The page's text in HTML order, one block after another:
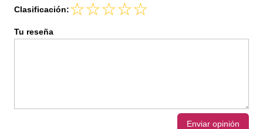
Clasificación:
Tu reseña
Enviar opinión